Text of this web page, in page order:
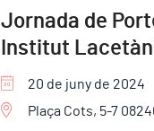
Jornada de
Institut
20 de juny de 2024
Plaça Cots, 5-7